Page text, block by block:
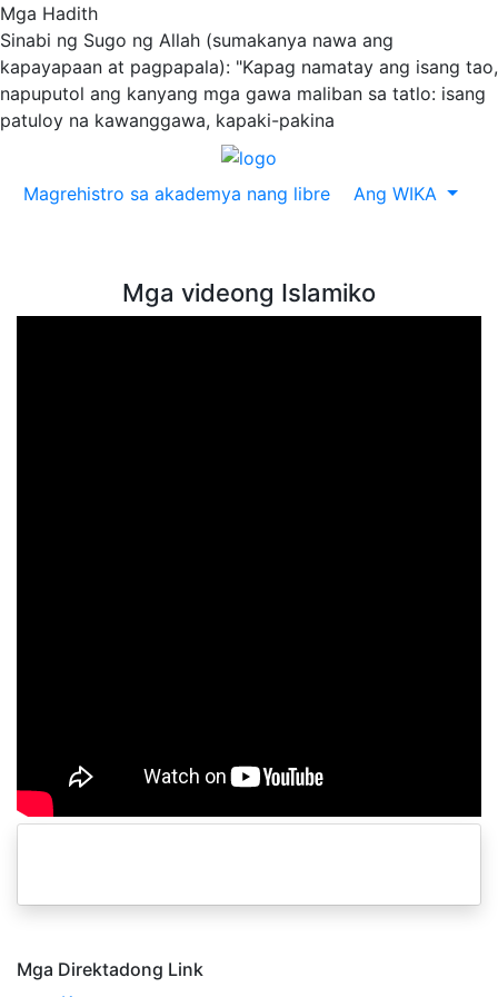
Mga Hadith
Sinabi ng Sugo ng Allah (sumakanya nawa ang
kapayapaan at pagpapala): "Kapag namatay ang isang tao,
napuputol ang kanyang mga gawa maliban sa tatlo: isang
patuloy na kawanggawa, kapaki-pakina
Magrehistro sa akademya nang libre Ang WIKA
Mga videong Islamiko
Mga Direktadong Link